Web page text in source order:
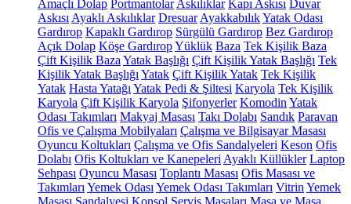
Amaçlı Dolap Portmantolar Askılıklar Kapı Askısı Duvar
Askısı Ayaklı Askılıklar Dresuar AyakkabılıkYatak Odası
Gardırop Kapaklı Gardırop Sürgülü Gardırop Bez Gardırop
Açık Dolap Köşe GardıropYüklük Baza Tek Kişilik Baza
Çift Kişilik Baza Yatak Başlığı Çift Kişilik Yatak Başlığı Tek
Kişilik Yatak Başlığı Yatak Çift Kişilik Yatak Tek Kişilik
Yatak Hasta Yatağı Yatak Pedi & Şiltesi Karyola Tek Kişilik
Karyola Çift Kişilik Karyola Şifonyerler Komodin Yatak
Odası Takımları Makyaj Masası Takı Dolabı Sandık Paravan
Ofis ve Çalışma Mobilyaları Çalışma ve Bilgisayar Masası
Oyuncu Koltukları Çalışma ve Ofis Sandalyeleri Keson Ofis
Dolabı Ofis Koltukları ve Kanepeleri Ayaklı Küllükler Laptop
Sehpası Oyuncu Masası Toplantı Masası Ofis Masası ve
Takımları Yemek Odası Yemek Odası Takımları Vitrin Yemek
Masası Sandalyesi Konsol Servis Masaları Masa ve Masa